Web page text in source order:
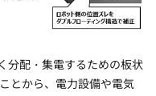
分配・集電するための板状
とから、電力設備や電気